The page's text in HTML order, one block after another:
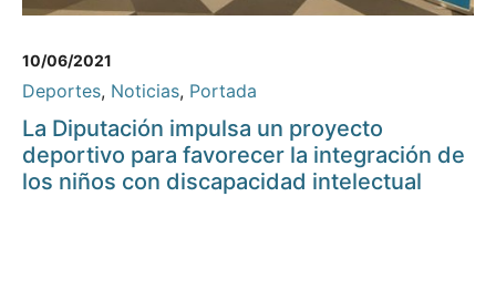
10/06/2021
Deportes, Noticias, Portada
La Diputación impulsa un proyecto
deportivo para favorecer la integración de
los niños con discapacidad intelectual